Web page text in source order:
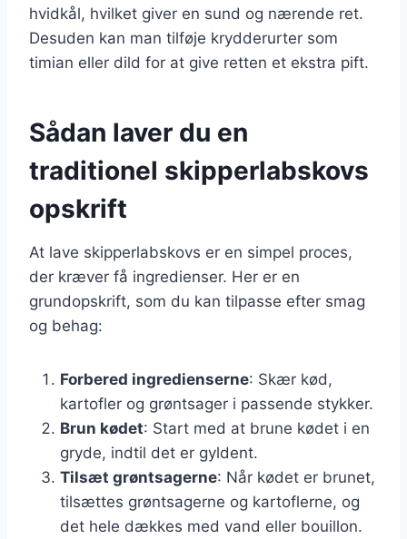
hvidkål, hvilket giver en sund og nærende ret.
Desuden kan man tilføje krydderurter som
timian eller dild for at give retten et ekstra pift.
Sådan laver du en
traditionel skipperlabskovs
opskrift
At lave skipperlabskovs er en simpel proces,
der kræver få ingredienser. Her er en
grundopskrift, som du kan tilpasse efter smag
og behag:
Forbered ingredienserne: Skær kød,
kartofler og grøntsager i passende stykker.
Brun kødet: Start med at brune kødet i en
gryde, indtil det er gyldent.
Tilsæt grøntsagerne: Når kødet er brunet,
tilsættes grøntsagerne og kartoflerne, og
det hele dækkes med vand eller bouillon.